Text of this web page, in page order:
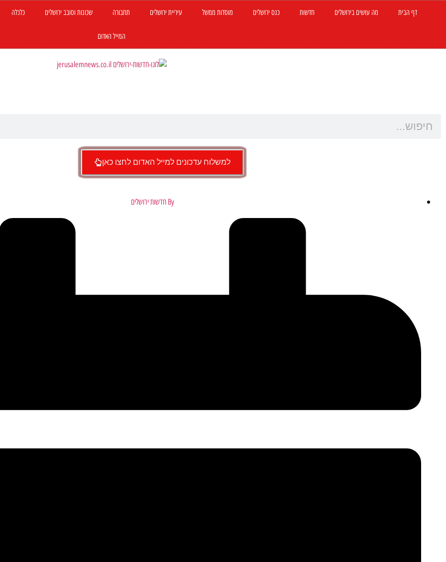
דף הבית מה עושים בירושלים חדשות כנס ירושלים מוסדות ממשל עיריית ירושלים תחבורה שכונות וסובב ירושלים כלכלה
המייל האדום
למשלוח עדכונים למייל האדום לחצו כאן
By חדשות ירושלים